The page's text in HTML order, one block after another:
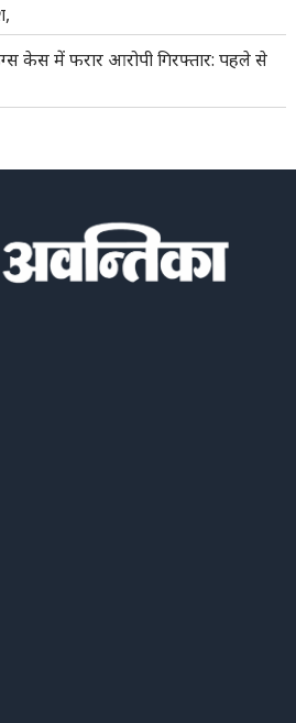
केस में फरार आरोपी गिरफ्तार: पहले से